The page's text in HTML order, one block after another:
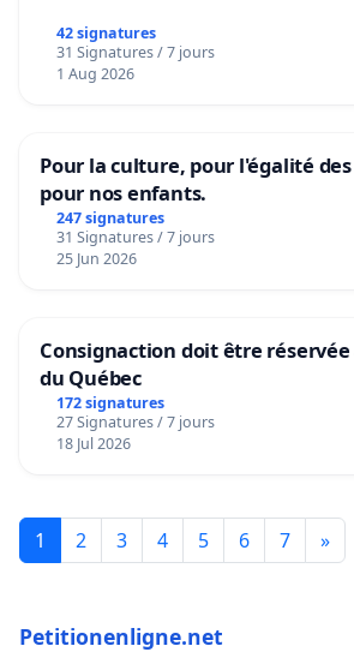
42 signatures
31 Signatures / 7 jours
1 Aug 2026
Pour la culture, pour l'égalité
pour nos enfants.
247 signatures
31 Signatures / 7 jours
25 Jun 2026
Consignaction doit être
du Québec
172 signatures
27 Signatures / 7 jours
18 Jul 2026
1 2 3 4 5 6 7 »
Petitionenligne.net